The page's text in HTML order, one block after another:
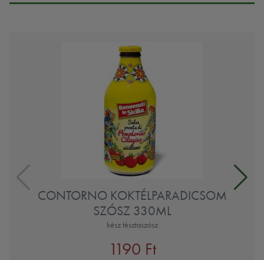
CONTORNO KOKTÉLPARADICSOM
SZÓSZ 330ML
kész tésztaszósz
1190 Ft